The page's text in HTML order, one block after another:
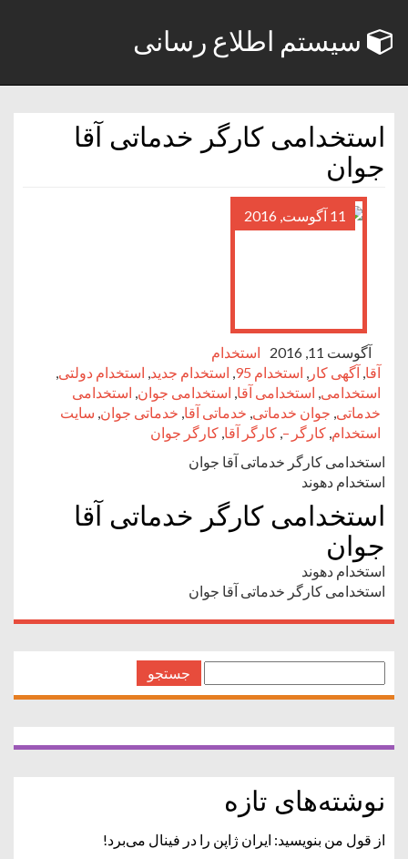
سیستم اطلاع رسانی
استخدامی کارگر خدماتی آقا
جوان
11 آگوست, 2016
آگوست 11, 2016
استخدام
آقا, آگهی کار , استخدام 95 , استخدام جدید, استخدام دولتی,
استخدامی, استخدامی آقا, استخدامی جوان, استخدامی
خدماتی, جوان خدماتی, خدماتی آقا, خدماتی جوان, سایت
استخدام, کارگر –, کارگر آقا, کارگر جوان
استخدامی کارگر خدماتی آقا جوان
استخدام دهوند
استخدامی کارگر خدماتی آقا
جوان
استخدام دهوند
استخدامی کارگر خدماتی آقا جوان
برای:
نوشته‌های تازه
از قول من بنویسید: ایران ژاپن را در فینال می‌برد!